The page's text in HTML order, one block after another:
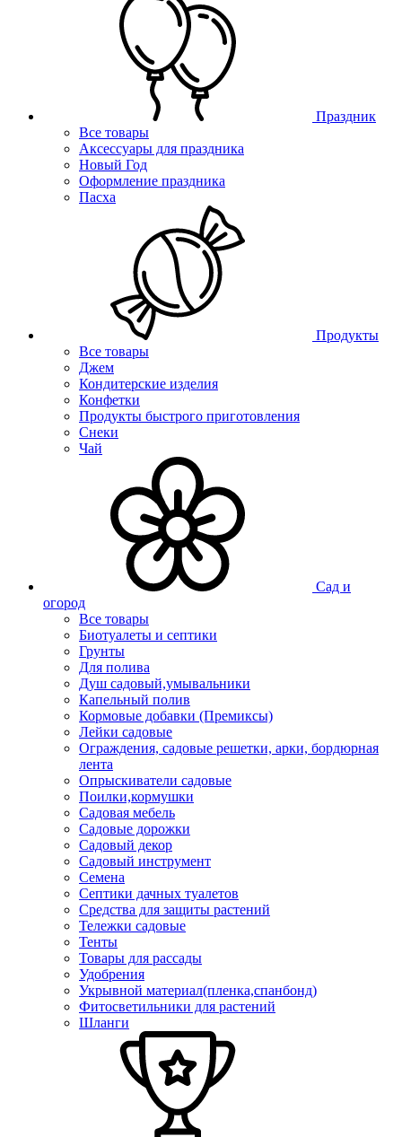
Праздник
Все товары
Аксессуары для праздника
Новый Год
Оформление праздника
Пасха
Продукты
Все товары
Джем
Кондитерские изделия
Конфетки
Продукты быстрого приготовления
Снеки
Чай
Сад и
огород
Все товары
Биотуалеты и септики
Грунты
Для полива
Душ садовый,умывальники
Капельный полив
Кормовые добавки (Премиксы)
Лейки садовые
Ограждения, садовые решетки, арки, бордюрная
лента
Опрыскиватели садовые
Поилки,кормушки
Садовая мебель
Садовые дорожки
Садовый декор
Садовый инструмент
Семена
Септики дачных туалетов
Средства для защиты растений
Тележки садовые
Тенты
Товары для рассады
Удобрения
Укрывной материал(пленка,спанбонд)
Фитосветильники для растений
Шланги